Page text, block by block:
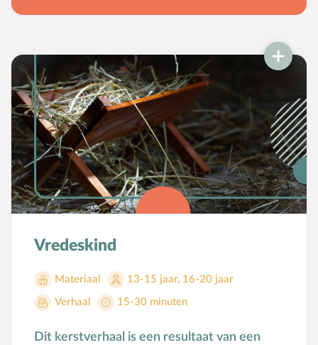
Muziek
Natuur
O
Opvoedstijl
Oud & Nieuw
Ouderschap
P
Pasen
Peuter
Pinksteren
Pleeggezin
Puberteit
School
Vredeskind
Materiaal 13-15 jaar, 16-20 jaar
Verhaal 15-30 minuten
Dit kerstverhaal is een resultaat van een